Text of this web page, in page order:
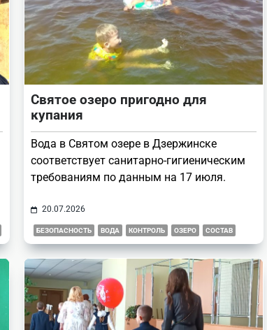
Святое озеро пригодно для
купания
Вода в Святом озере в Дзержинске
соответствует санитарно-гигиеническим
требованиям по данным на 17 июля.
20.07.2026
БЕЗОПАСНОСТЬ ВОДА КОНТРОЛЬ ОЗЕРО СОСТАВ